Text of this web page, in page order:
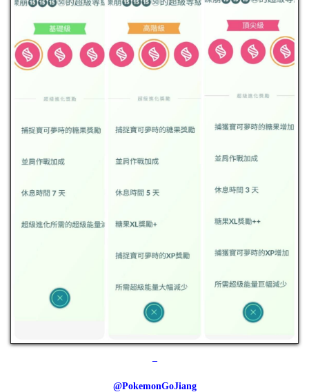
–
@PokemonGoJiang